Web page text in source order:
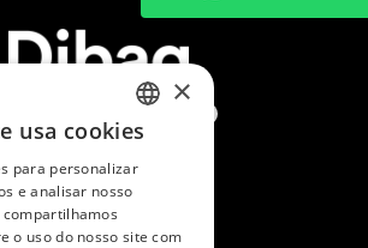
SPANISH
ENGLISH
PORTUGUESE
×
usa cookies
para personalizar
e analisar nosso
o uso do nosso site com